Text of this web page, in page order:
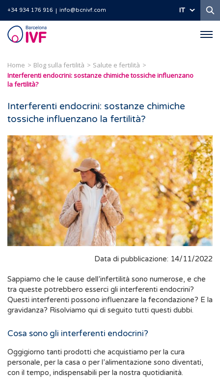
+34 934 176 916 info@bcnivf.com IT
Barcelona
IVF
Home Blog sulla fertilità
Salute e fertilità
Interferenti endocrini: sostanze chimiche tossiche influenzano
la fertilità?
Interferenti endocrini: sostanze chimiche
tossiche influenzano la fertilità?
Data di pubblicazione: 14/11/2022
Sappiamo che le cause dell’infertilità sono numerose, e che
tra queste potrebbero esserci gli interferenti endocrini?
Questi interferenti possono influenzare la fecondazione? E la
gravidanza? Risolviamo qui di seguito tutti questi dubbi.
Cosa sono gli interferenti endocrini?
Oggigiorno tanti prodotti che acquistiamo per la cura
personale, per la casa o per l’alimentazione sono diventati,
con il tempo, indispensabili per la nostra quotidianità.